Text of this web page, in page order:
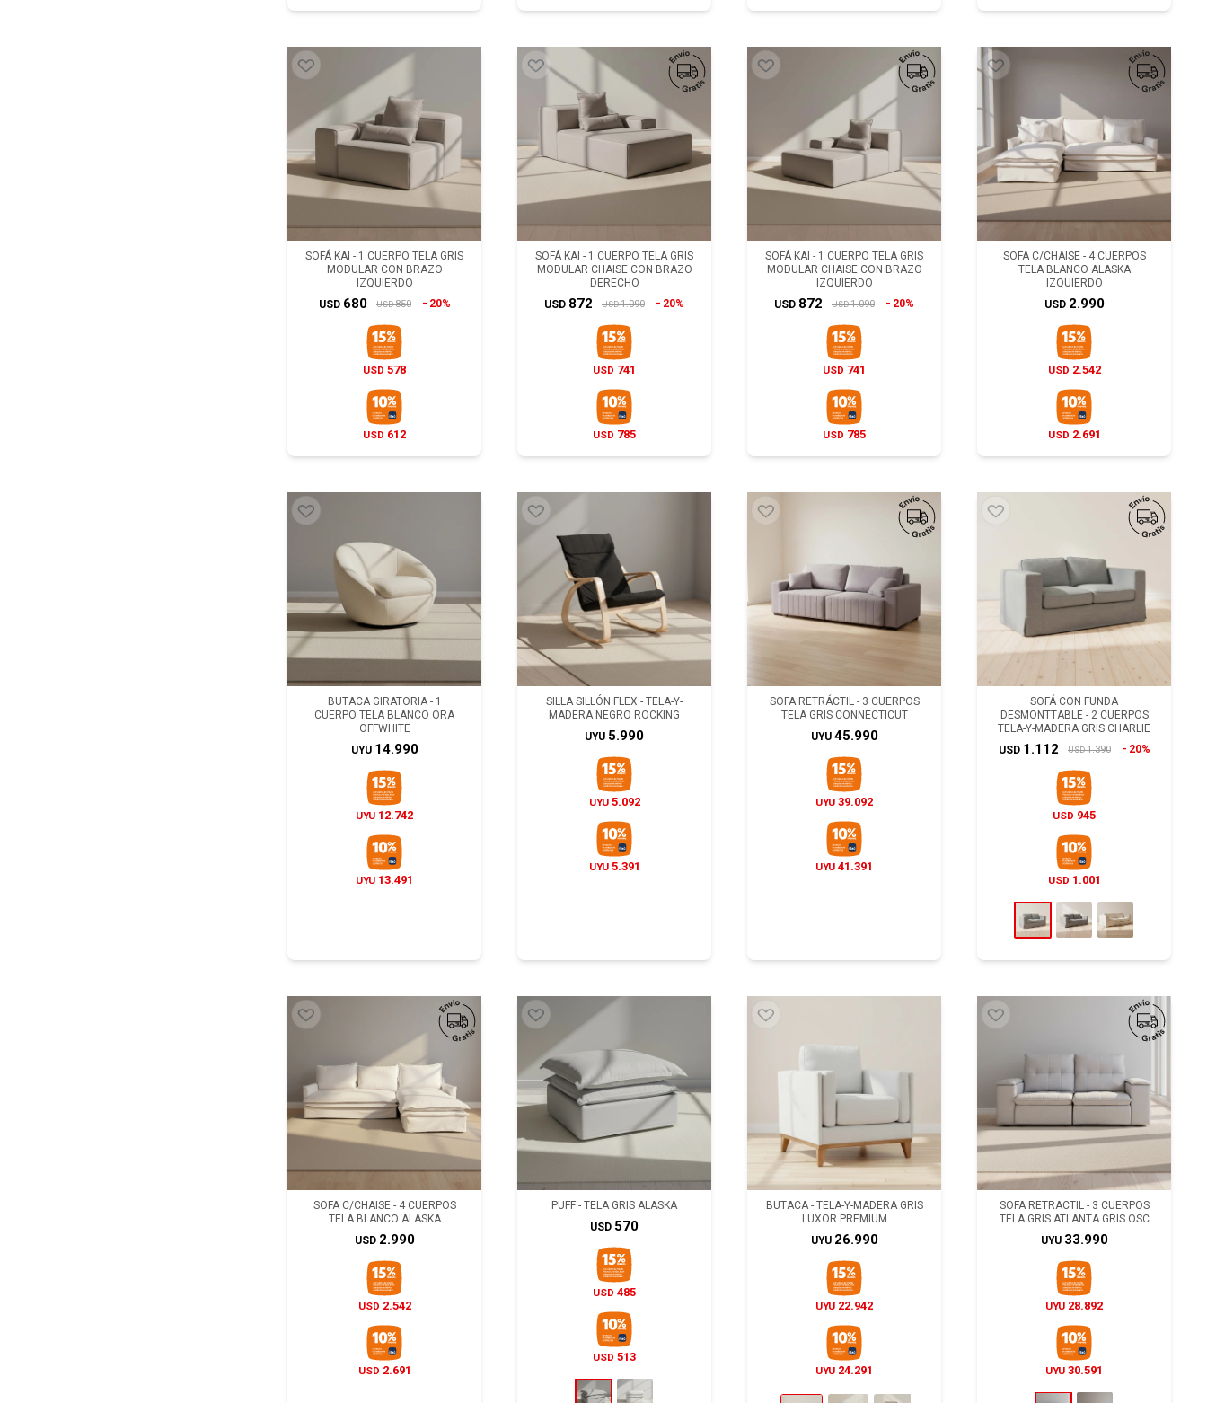
SOFÁ KAI - 1 CUERPO TELA GRIS
MODULAR CON BRAZO
IZQUIERDO
USD 680 USD 850 20%
USD 578
USD 612
SOFÁ KAI - 1 CUERPO TELA GRIS
MODULAR CHAISE CON BRAZO
DERECHO
USD 872 USD 1.090 20%
USD 741
USD 785
SOFÁ KAI - 1 CUERPO TELA GRIS
MODULAR CHAISE CON BRAZO
IZQUIERDO
USD 872 USD 1.090 20%
USD 741
USD 785
SOFA C/CHAISE - 4 CUERPOS
TELA BLANCO ALASKA
IZQUIERDO
USD 2.990
USD 2.542
USD 2.691
BUTACA GIRATORIA - 1
CUERPO TELA BLANCO ORA
OFFWHITE
UYU 14.990
UYU 12.742
UYU 13.491
SILLA SILLÓN FLEX - TELA-Y-
MADERA NEGRO ROCKING
UYU 5.990
UYU 5.092
UYU 5.391
SOFA RETRÁCTIL - 3 CUERPOS
TELA GRIS CONNECTICUT
UYU 45.990
UYU 39.092
UYU 41.391
SOFÁ CON FUNDA
DESMONTTABLE - 2 CUERPOS
TELA-Y-MADERA GRIS CHARLIE
USD 1.112 USD 1.390 20%
USD 945
USD 1.001
SOFA C/CHAISE - 4 CUERPOS
TELA BLANCO ALASKA
USD 2.990
USD 2.542
USD 2.691
PUFF - TELA GRIS ALASKA
USD 570
USD 485
USD 513
BUTACA - TELA-Y-MADERA GRIS
LUXOR PREMIUM
UYU 26.990
UYU 22.942
UYU 24.291
SOFA RETRACTIL - 3 CUERPOS
TELA GRIS ATLANTA GRIS OSC
UYU 33.990
UYU 28.892
UYU 30.591